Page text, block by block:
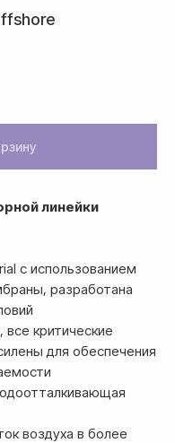
линейки
с использованием
разработана
критические
для обеспечения
воздуха в более